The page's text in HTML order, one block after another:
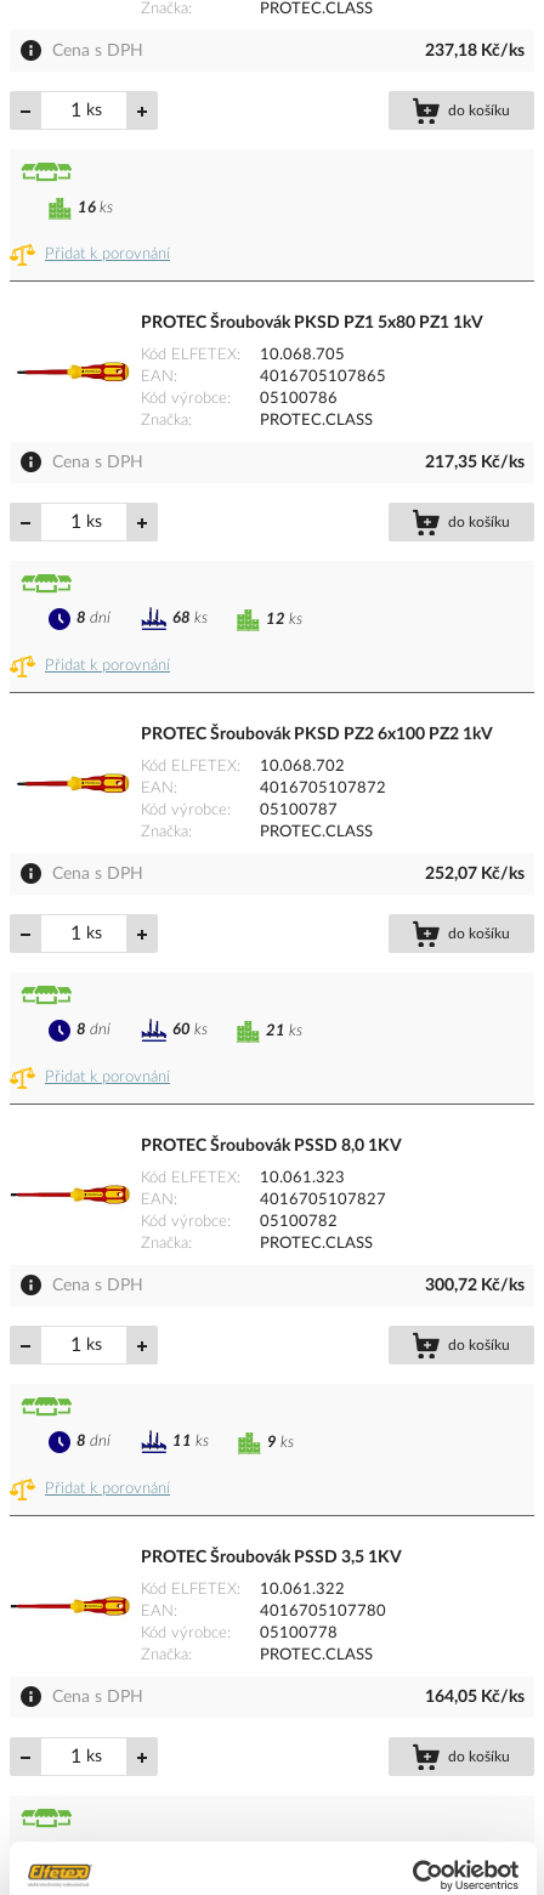
Značka
PROTEC.CLASS
Cena s DPH 237,18 Kč/ks
ks do košíku
Přidat k porovnání
16 ks
PROTEC Šroubovák PKSD PZ1 5x80 PZ1 1kV
Kód ELFETEX
10.068.705
EAN
4016705107865
Kód výrobce
05100786
Značka
PROTEC.CLASS
Cena s DPH 217,35 Kč/ks
ks do košíku
Přidat k porovnání
12 ks
8 dní 68 ks
PROTEC Šroubovák PKSD PZ2 6x100 PZ2 1kV
Kód ELFETEX
10.068.702
EAN
4016705107872
Kód výrobce
05100787
Značka
PROTEC.CLASS
Cena s DPH 252,07 Kč/ks
ks do košíku
Přidat k porovnání
21 ks
8 dní 60 ks
PROTEC Šroubovák PSSD 8,0 1KV
Kód ELFETEX
10.061.323
EAN
4016705107827
Kód výrobce
05100782
Značka
PROTEC.CLASS
Cena s DPH 300,72 Kč/ks
ks do košíku
Přidat k porovnání
9 ks
8 dní 11 ks
PROTEC Šroubovák PSSD 3,5 1KV
Kód ELFETEX
10.061.322
EAN
4016705107780
Kód výrobce
05100778
Značka
PROTEC.CLASS
Cena s DPH 164,05 Kč/ks
ks do košíku